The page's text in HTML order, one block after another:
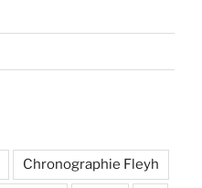
Chronographie Fleyh